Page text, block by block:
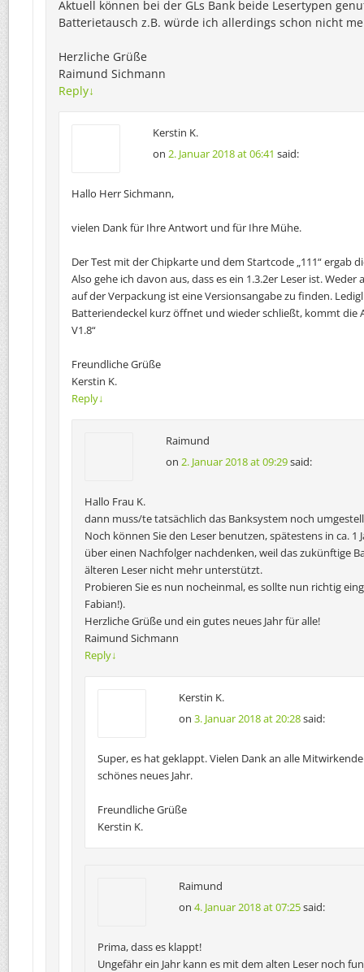
Aktuell können bei der GLs Bank beide Lesertypen
Batterietausch z.B. würde ich allerdings schon nicht
Herzliche Grüße
Raimund Sichmann
Reply↓
Kerstin K.
on 2. Januar 2018 at 06:41 said:
Hallo Herr Sichmann,
vielen Dank für Ihre Antwort und für Ihre Mühe.
Der Test mit der Chipkarte und dem Startcode „111“ ergab
Also gehe ich davon aus, dass es ein 1.3.2er Leser ist. Weder
auf der Verpackung ist eine Versionsangabe zu finden.
Batteriendeckel kurz öffnet und wieder schließt, kommt die
V1.8“
Freundliche Grüße
Kerstin K.
Reply↓
Raimund
on 2. Januar 2018 at 09:29said:
Hallo Frau K.
dann muss/te tatsächlich das Banksystem noch
Noch können Sie den Leser benutzen, spätestens in ca. 1
über einen Nachfolger nachdenken, weil das zukünftige
älteren Leser nicht mehr unterstützt.
Probieren Sie es nun nocheinmal, es sollte nun richtig
Fabian!).
Herzliche Grüße und ein gutes neues Jahr für alle!
Raimund Sichmann
Reply↓
Kerstin K.
on 3. Januar 2018 at 20:28said:
Super, es hat geklappt. Vielen Dank an alle
schönes neues Jahr.
Freundliche Grüße
Kerstin K.
Raimund
on 4. Januar 2018 at 07:25said:
Prima, dass es klappt!
Ungefähr ein Jahr kann es mit dem alten Leser noch